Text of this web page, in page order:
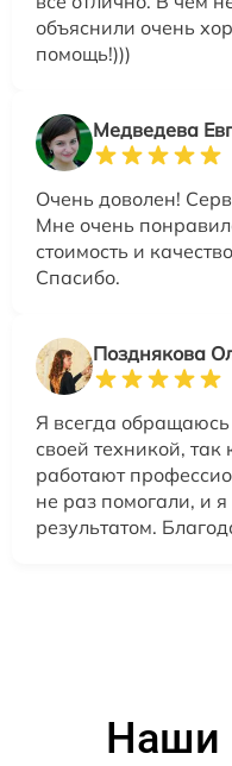
объяснили очень
помощь!)))
Медведева
Очень доволен!
Мне очень
стоимость и
Спасибо.
Позднякова
Я всегда обращаюсь
своей техникой, так
работают
не раз помогали, и
результатом.
Наши